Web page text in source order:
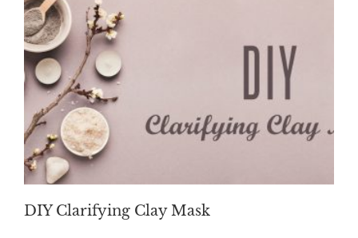
DIY Clarifying Clay Mask